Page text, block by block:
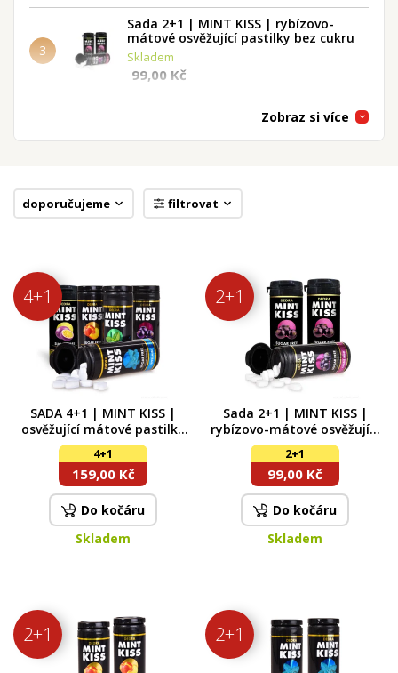
3
Sada 2+1 | MINT KISS | rybízovo-
mátové osvěžující pastilky bez cukru
Skladem
99,00 Kč
4
Sada 2+1 | MINT KISS | broskvovo-
mátové osvěžující pastilky bez cukru
Skladem
5
Sada 12 ks MINT KISS | jemně mátové
osvěžující pastilky bez cukru
Zobraz si více
doporučujeme filtrovat
4+1
SADA 4+1 | MINT KISS |
osvěžující mátové pastilky
bez cukru | 5 příchutí | 28 g
× 5 dóz
4+1
159,00 Kč
Do kočáru
Skladem
2+1
Sada 2+1 | MINT KISS |
rybízovo-mátové osvěžující
pastilky bez cukru cassis
mint | 28 g x 3
2+1
99,00 Kč
Do kočáru
Skladem
2+1 2+1